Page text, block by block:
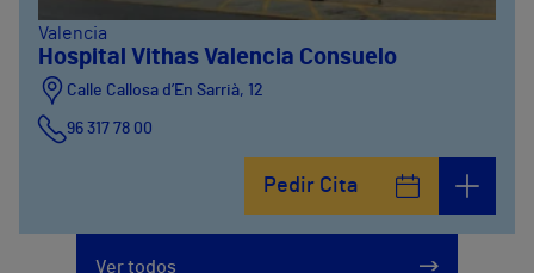
Valencia
Hospital Vithas Valencia Consuelo
Calle Callosa d’En Sarrià, 12
96 317 78 00
Pedir Cita
Ver todos